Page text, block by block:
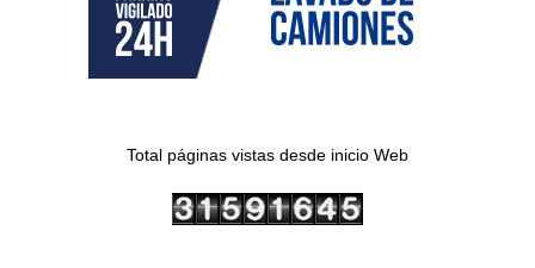
Total páginas vistas desde inicio Web